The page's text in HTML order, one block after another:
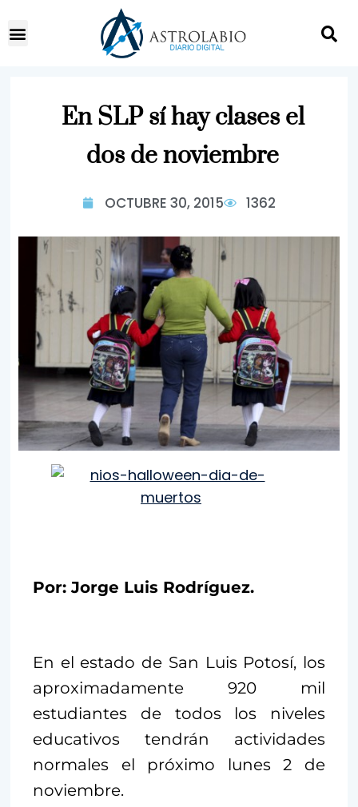
En SLP sí hay clases el
dos de noviembre
OCTUBRE 30, 2015 1362
Por: Jorge Luis Rodríguez.
En el estado de San Luis Potosí, los
aproximadamente 920 mil
estudiantes de todos los niveles
educativos tendrán actividades
normales el próximo lunes 2 de
noviembre.